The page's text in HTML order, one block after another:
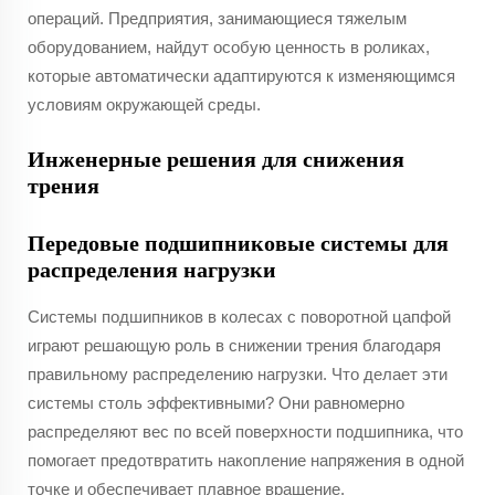
операций. Предприятия, занимающиеся тяжелым
оборудованием, найдут особую ценность в роликах,
которые автоматически адаптируются к изменяющимся
условиям окружающей среды.
Инженерные решения для снижения
трения
Передовые подшипниковые системы для
распределения нагрузки
Системы подшипников в колесах с поворотной цапфой
играют решающую роль в снижении трения благодаря
правильному распределению нагрузки. Что делает эти
системы столь эффективными? Они равномерно
распределяют вес по всей поверхности подшипника, что
помогает предотвратить накопление напряжения в одной
точке и обеспечивает плавное вращение.